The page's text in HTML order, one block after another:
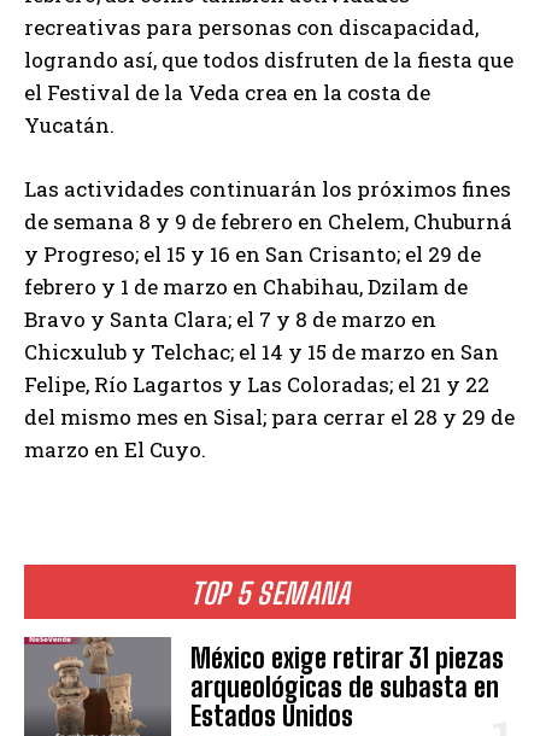
TOP 5 SEMANA
México exige retirar 31 piezas
arqueológicas de subasta en
Estados Unidos
recreativas para personas con discapacidad,
logrando así, que todos disfruten de la fiesta que
el Festival de la Veda crea en la costa de
Yucatán.
Las actividades continuarán los próximos fines
de semana 8 y 9 de febrero en Chelem, Chuburná
y Progreso; el 15 y 16 en San Crisanto; el 29 de
febrero y 1 de marzo en Chabihau, Dzilam de
Bravo y Santa Clara; el 7 y 8 de marzo en
Chicxulub y Telchac; el 14 y 15 de marzo en San
Felipe, Río Lagartos y Las Coloradas; el 21 y 22
del mismo mes en Sisal; para cerrar el 28 y 29 de
marzo en El Cuyo.